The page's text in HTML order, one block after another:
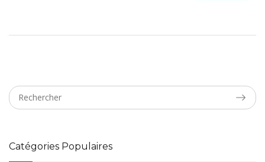
Catégories Populaires